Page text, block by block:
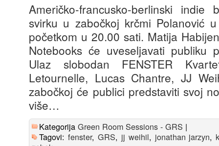
Američko-francusko-berlinski
svirku u zabočkoj krčmi Polanović
početkom u 20.00 sati. Matija
Notebooks će uveseljavati publiku
Ulaz slobodan FENSTER
Letournelle, Lucas Chantre, JJ
zabočkoj će publici predstaviti svoj
više…
Kategorija Green Room Sessions - GRS |
Tagovi: fenster, GRS, jj weihil, jonathan jarzyn,